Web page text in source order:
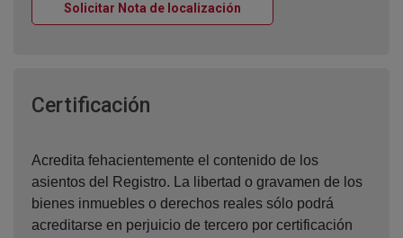
Solicitar Nota de localización
Certificación
Acredita fehacientemente el contenido de los
asientos del Registro. La libertad o gravamen de los
bienes inmuebles o derechos reales sólo podrá
acreditarse en perjuicio de tercero por certificación